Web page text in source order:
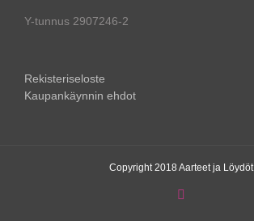
Y-tunnus 2907246-2
Rekisteriseloste
Kaupankäynnin ehdot
Copyright 2018 Aarteet ja Löydöt